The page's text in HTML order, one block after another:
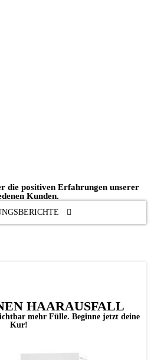
die positiven Erfahrungen unserer
Kunden.
HAARAUSFALL
mehr Fülle. Beginne jetzt deine
Kur!